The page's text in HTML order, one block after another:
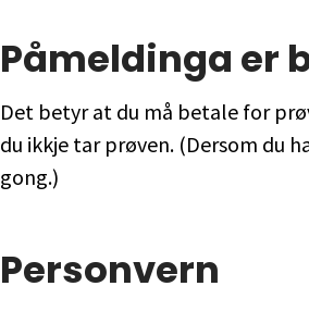
Påmeldinga er
Det betyr at du må betale for
du ikkje tar prøven. (Dersom du
gong.)
Personvern